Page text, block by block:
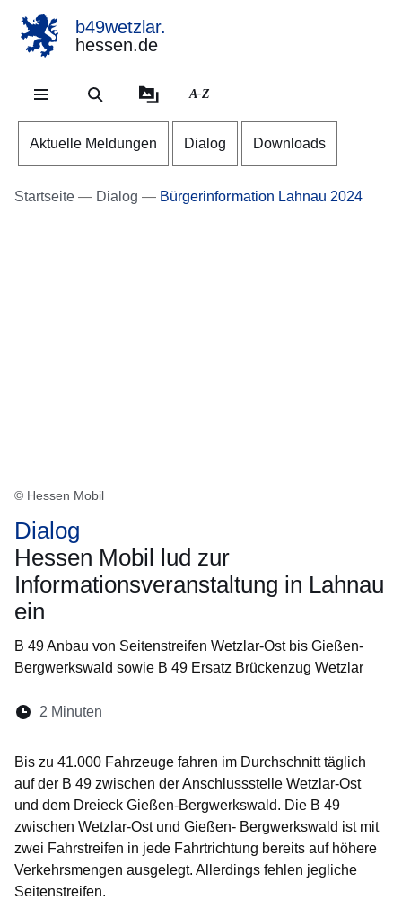
b49wetzlar.
hessen.de
A-Z
Aktuelle Meldungen Dialog Downloads
Startseite Dialog Bürgerinformation Lahnau 2024
© Hessen Mobil
Dialog
Hessen Mobil lud zur
Informationsveranstaltung in Lahnau
ein
B 49 Anbau von Seitenstreifen Wetzlar-Ost bis Gießen-
Bergwerkswald sowie B 49 Ersatz Brückenzug Wetzlar
Lesedauer:
2 Minuten
Bis zu 41.000 Fahrzeuge fahren im Durchschnitt täglich
auf der B 49 zwischen der Anschlussstelle Wetzlar-Ost
und dem Dreieck Gießen-Bergwerkswald. Die B 49
zwischen Wetzlar-Ost und Gießen- Bergwerkswald ist mit
zwei Fahrstreifen in jede Fahrtrichtung bereits auf höhere
Verkehrsmengen ausgelegt. Allerdings fehlen jegliche
Seitenstreifen.